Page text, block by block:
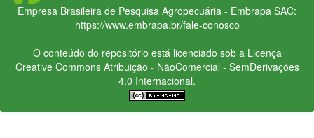
Empresa Brasileira de Pesquisa Agropecuária - Embrapa SAC:
https://www.embrapa.br/fale-conosco
O conteúdo do repositório está licenciado sob a Licença
Creative CommonsAtribuição - NãoComercial - SemDerivações
4.0 Internacional.